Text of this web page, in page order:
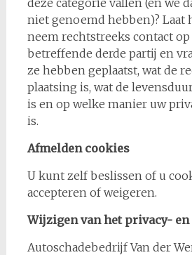
niet genoemd hebben)? Laat
neem rechtstreeks contact op
betreffende derde partij en
ze hebben geplaatst, wat de
plaatsing is, wat de
is en op welke manier uw
is.
Afmelden cookies
U kunt zelf beslissen of u
accepteren of weigeren.
Wijzigen van het privacy-
Autoschadebedrijf Van der